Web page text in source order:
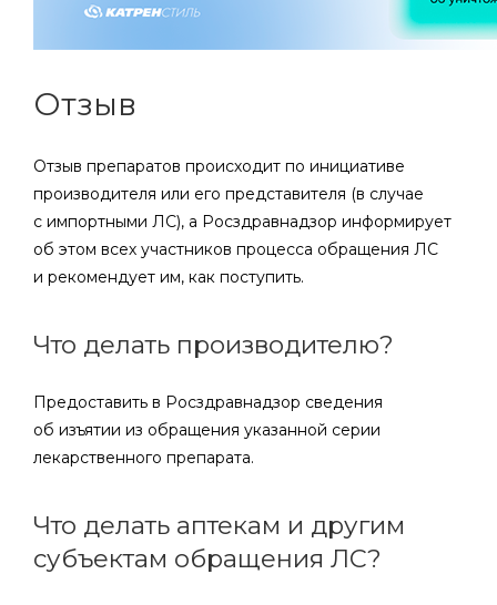
Отзыв
Отзыв препаратов происходит по инициативе
производителя или его представителя (в случае
с импортными ЛС), а Росздравнадзор информирует
об этом всех участников процесса обращения ЛС
и рекомендует им, как поступить.
Что делать производителю?
Предоставить в Росздравнадзор сведения
об изъятии из обращения указанной серии
лекарственного препарата.
Что делать аптекам и другим
субъектам обращения ЛС?